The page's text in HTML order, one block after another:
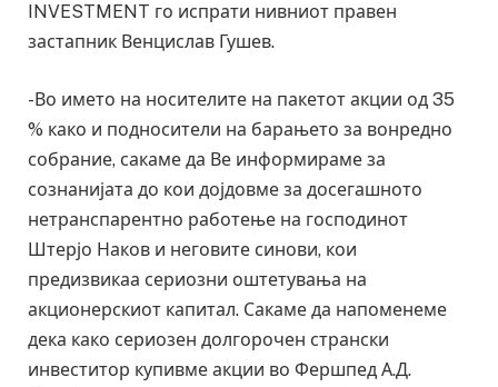
INVESTMENT го испрати нивниот правен
застапник Венцислав Гушев.
-Во името на носителите на пакетот акции од 35
% како и подносители на барањето за вонредно
собрание, сакаме да Ве информираме за
сознанијата до кои дојдовме за досегашното
нетранспарентно работење на господинот
Штерјо Наков и неговите синови, кои
предизвикаа сериозни оштетувања на
акционерскиот капитал. Сакаме да напоменеме
дека како сериозен долгорочен странски
инвеститор купивме акции во Фершпед А.Д.